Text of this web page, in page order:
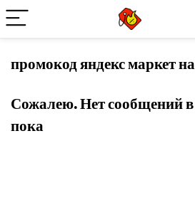
промокод яндекс маркет
Сожалею. Нет сообщений в
пока